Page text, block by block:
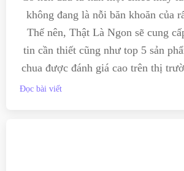
không đang là nỗi băn khoăn của
Thế nên, Thật Là Ngon sẽ cung
tin cần thiết cũng như top 5 sản
chua được đánh giá cao trên thị
Đọc bài viết